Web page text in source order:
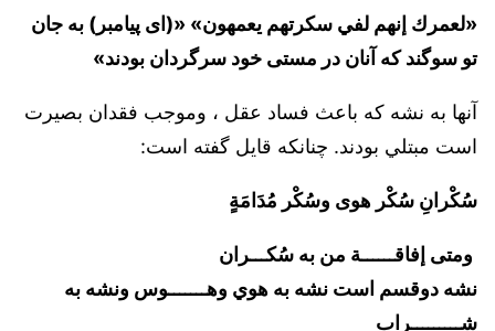
«لعمرك إنهم لفي سكرتهم يعمهون» ‌«(اى پيامبر) به جان
تو سوگند كه آنان در مستى خود سرگردان بودند»
آنها به نشه که باعث فساد عقل ، وموجب فقدان بصيرت
است مبتلي بودند. چنانكه قايل گفته است:
سُكْرانِ سُكْر هوى وسُكْر مُدَامَةٍ
ومتى إفاقــــــة من به سُكـــران
نشه دوقسم است نشه به هوي وهـــــــوس ونشه به
شـــــــــراب